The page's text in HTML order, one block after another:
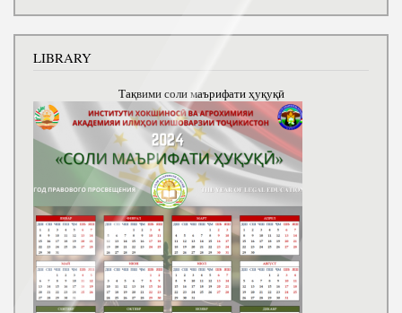
LIBRARY
Тақвими соли маърифати ҳуқуқӣ